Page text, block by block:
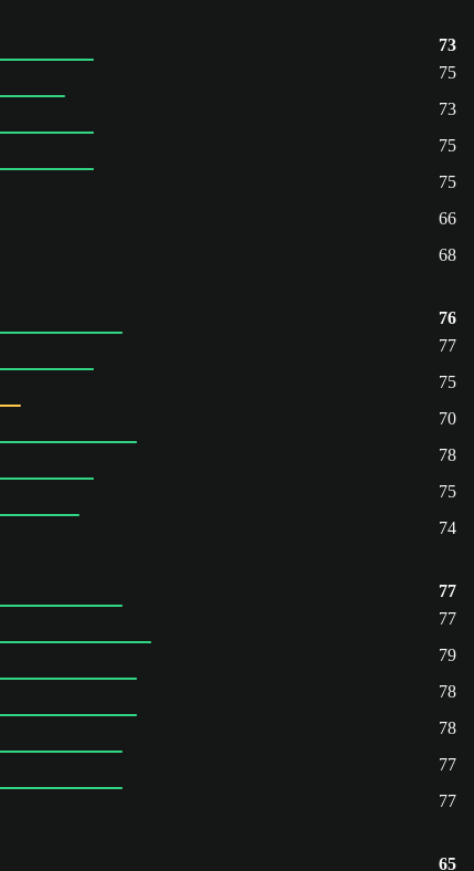
73
75
73
75
75
66
68
76
77
75
70
78
75
74
77
77
79
78
78
77
77
65